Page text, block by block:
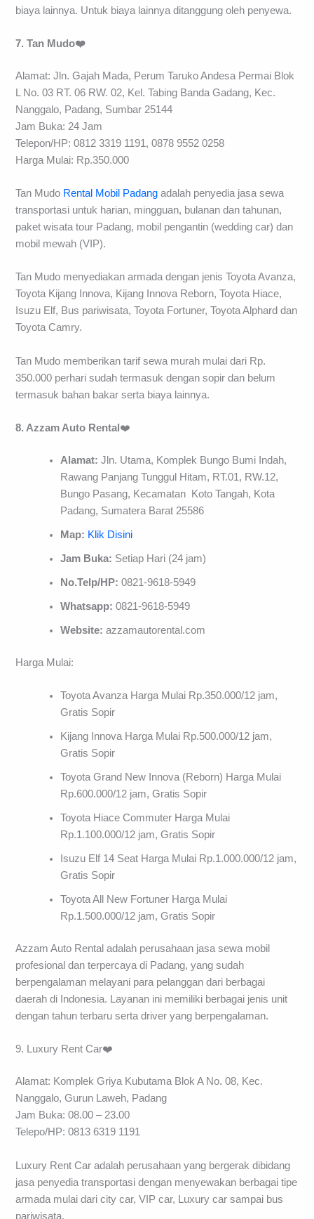
biaya lainnya. Untuk biaya lainnya ditanggung oleh penyewa.
7. Tan Mudo❤️
Alamat: Jln. Gajah Mada, Perum Taruko Andesa Permai Blok
L No. 03 RT. 06 RW. 02, Kel. Tabing Banda Gadang, Kec.
Nanggalo, Padang, Sumbar 25144
Jam Buka: 24 Jam
Telepon/HP: 0812 3319 1191, 0878 9552 0258
Harga Mulai: Rp.350.000
Tan Mudo Rental Mobil Padang adalah penyedia jasa sewa
transportasi untuk harian, mingguan, bulanan dan tahunan,
paket wisata tour Padang, mobil pengantin (wedding car) dan
mobil mewah (VIP).
Tan Mudo menyediakan armada dengan jenis Toyota Avanza,
Toyota Kijang Innova, Kijang Innova Reborn, Toyota Hiace,
Isuzu Elf, Bus pariwisata, Toyota Fortuner, Toyota Alphard dan
Toyota Camry.
Tan Mudo memberikan tarif sewa murah mulai dari Rp.
350.000 perhari sudah termasuk dengan sopir dan belum
termasuk bahan bakar serta biaya lainnya.
8. Azzam Auto Rental ❤️
Alamat:Jln. Utama, Komplek Bungo Bumi Indah,
Rawang Panjang Tunggul Hitam, RT.01, RW.12,
Bungo Pasang, Kecamatan Koto Tangah, Kota
Padang, Sumatera Barat 25586
Map: Klik Disini
Jam Buka: Setiap Hari (24 jam)
No.Telp/HP: 0821-9618-5949
Whatsapp:0821-9618-5949
Website:azzamautorental.com
Harga Mulai:
Toyota Avanza Harga Mulai Rp.350.000/12 jam,
Gratis Sopir
Kijang Innova Harga Mulai Rp.500.000/12 jam,
Gratis Sopir
Toyota Grand New Innova (Reborn) Harga Mulai
Rp.600.000/12 jam, Gratis Sopir
Toyota Hiace Commuter Harga Mulai
Rp.1.100.000/12 jam, Gratis Sopir
Isuzu Elf 14 Seat Harga Mulai Rp.1.000.000/12 jam,
Gratis Sopir
Toyota All New Fortuner Harga Mulai
Rp.1.500.000/12 jam, Gratis Sopir
Azzam Auto Rental adalah perusahaan jasa sewa mobil
profesional dan terpercaya di Padang, yang sudah
berpengalaman melayani para pelanggan dari berbagai
daerah di Indonesia. Layanan ini memiliki berbagai jenis unit
dengan tahun terbaru serta driver yang berpengalaman.
9. Luxury Rent Car❤️
Alamat: Komplek Griya Kubutama Blok A No. 08, Kec.
Nanggalo, Gurun Laweh, Padang
Jam Buka: 08.00 – 23.00
Telepo/HP: 0813 6319 1191
Luxury Rent Car adalah perusahaan yang bergerak dibidang
jasa penyedia transportasi dengan menyewakan berbagai tipe
armada mulai dari city car, VIP car, Luxury car sampai bus
pariwisata.